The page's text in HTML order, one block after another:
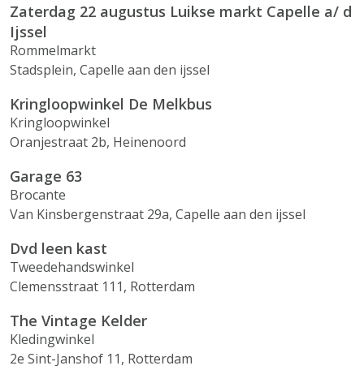
Zaterdag 22 augustus Luikse markt Capelle a/ d
Ijssel
Rommelmarkt
Stadsplein, Capelle aan den ijssel
Kringloopwinkel De Melkbus
Kringloopwinkel
Oranjestraat 2b, Heinenoord
Garage 63
Brocante
Van Kinsbergenstraat 29a, Capelle aan den ijssel
Dvd leen kast
Tweedehandswinkel
Clemensstraat 111, Rotterdam
The Vintage Kelder
Kledingwinkel
2e Sint-Janshof 11, Rotterdam